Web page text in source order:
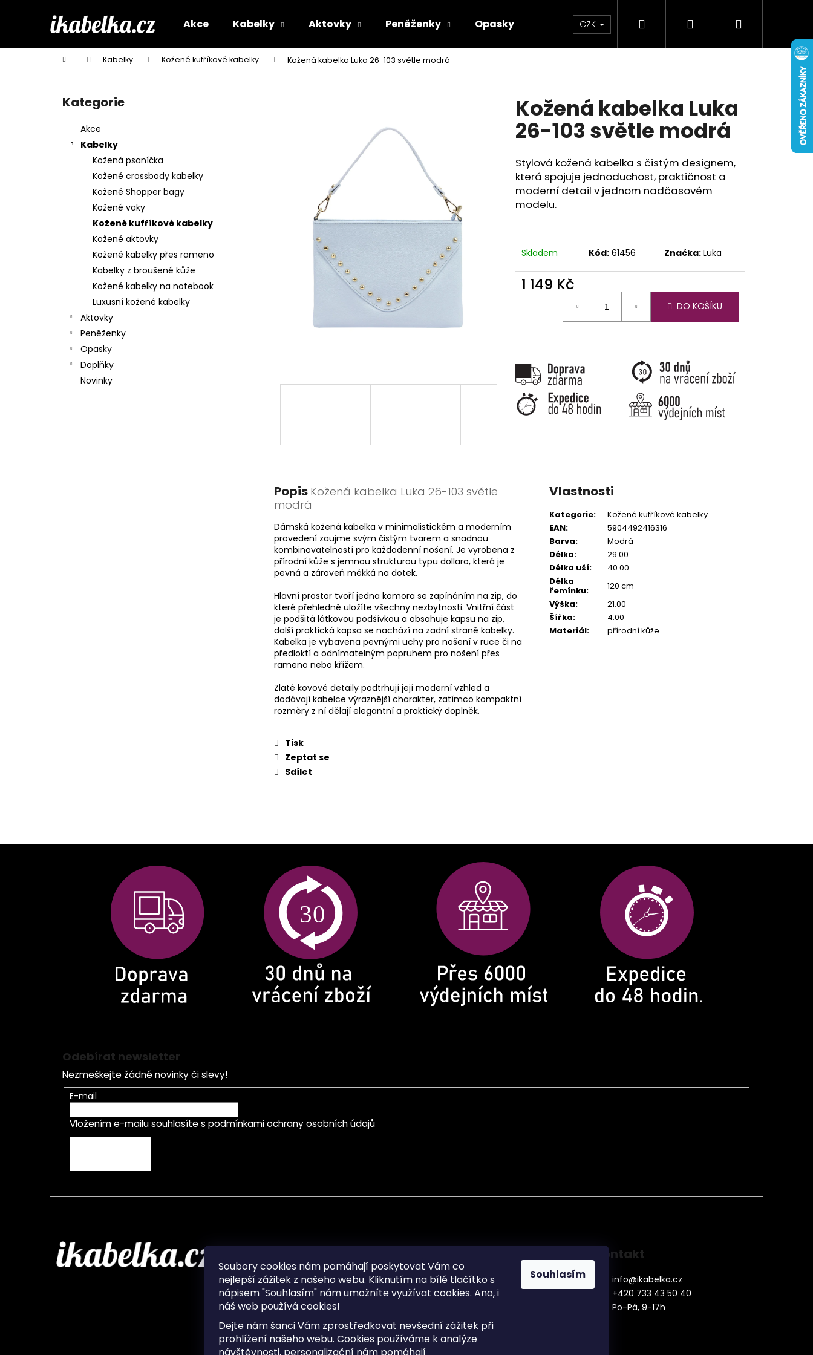
Soubory cookies nám pomáhají poskytovat Vám co
nejlepší zážitek z našeho webu. Kliknutím na bílé tlačítko s
nápisem "Souhlasím" nám umožníte využívat cookies. Ano, i
náš web používá cookies!
Dejte nám šanci Vám zprostředkovat nevšední zážitek při
prohlížení našeho webu. Cookies používáme k analýze
Souhlasím
Akce Kabelky Aktovky Peněženky Opasky Doplňky Novinky
CZK Hledat PřihlášeníNákupní
Domů Kabelky Kožené kufříkové kabelky Kožená kabelka Luka 26-103 světle modrá
Přeskočit
kategorie
Kategorie
Akce
Kabelky
Kožená psaníčka
Kožené crossbody kabelky
Kožené Shopper bagy
Kožené vaky
Kožené kufříkové kabelky
Kožené aktovky
Kožené kabelky přes rameno
Kabelky z broušené kůže
Kožené kabelky na notebook
Luxusní kožené kabelky
Aktovky
Peněženky
Opasky
Doplňky
Novinky
Kožená kabelka Luka
26-103 světle modrá
Stylová kožená kabelka s čistým designem,
která spojuje jednoduchost, praktičnost a
moderní detail v jednom nadčasovém
modelu.
Skladem Kód: 61456 Značka:Luka
1 149 Kč
DO KOŠÍKU
Popis Kožená kabelka Luka 26-103 světle
modrá
Dámská kožená kabelka v minimalistickém a moderním
provedení zaujme svým čistým tvarem a snadnou
kombinovatelností pro každodenní nošení. Je vyrobena z
přírodní kůže s jemnou strukturou typu dollaro, která je
pevná a zároveň měkká na dotek.
Hlavní prostor tvoří jedna komora se zapínáním na zip, do
které přehledně uložíte všechny nezbytnosti. Vnitřní část
je podšitá látkovou podšívkou a obsahuje kapsu na zip,
další praktická kapsa se nachází na zadní straně kabelky.
Kabelka je vybavena pevnými uchy pro nošení v ruce či na
předloktí a odnímatelným popruhem pro nošení přes
rameno nebo křížem.
Zlaté kovové detaily podtrhují její moderní vzhled a
dodávají kabelce výraznější charakter, zatímco kompaktní
rozměry z ní dělají elegantní a praktický doplněk.
Tisk
Zeptat se
Sdílet
Vlastnosti
Kategorie:
Kožené kufříkové kabelky
EAN:
5904492416316
Barva:
Modrá
Délka:
29.00
Délka uší:
40.00
Délka
řemínku:
120 cm
Výška:
21.00
Šířka:
4.00
Materiál: přírodní kůže
í
Zpět
do
Zpět
do
Co potřebujete najít?
Doporučujeme
Z
Odebírat newsletter
Nezmeškejte žádné novinky či slevy!
E-mail
Vložením e-mailu souhlasíte s podmínkami ochrany osobních údajů
O nás
Ochrana osobních údajů
Často kladené dotazy
Ukládání cookies
Kontakty
Sitemap
Doprava a Platba
Postup vrácení zboží ve 30 denní
lhůtě
Obchodní podmínky
Kontakt
info@ikabelka.cz
+420 733 43 50 40
Po-Pá, 9-17h